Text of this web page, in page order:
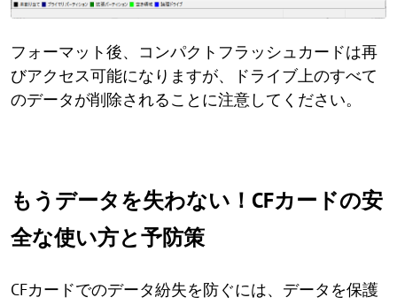
フォーマット後、コンパクトフラッシュカードは再
びアクセス可能になりますが、ドライブ上のすべて
のデータが削除されることに注意してください。
もうデータを失わない！CFカードの安
全な使い方と予防策
CFカードでのデータ紛失を防ぐには、データを保護